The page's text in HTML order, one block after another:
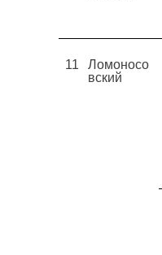
11
Ломоносо
вский